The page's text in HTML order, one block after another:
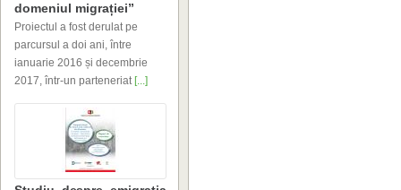
domeniul migrației”
2017, într-un parteneriat [...]